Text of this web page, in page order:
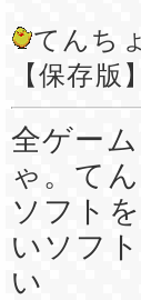
てんち
【保存版】
全ゲー
ゃ。て
ソフト
いソフ
い